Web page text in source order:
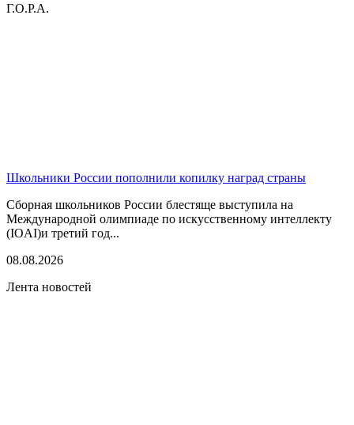
Г.О.Р.А.
Школьники России пополнили копилку наград страны
Сборная школьников России блестяще выступила на
Международной олимпиаде по искусственному интеллекту
(IOAI)и третий год...
08.08.2026
Лента новостей